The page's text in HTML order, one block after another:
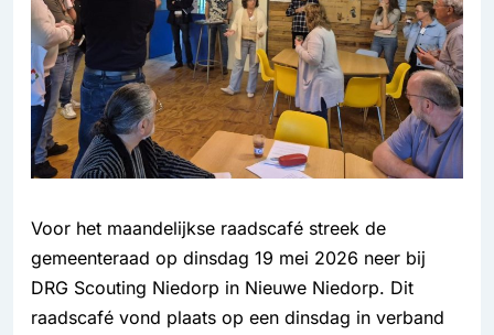
Voor het maandelijkse raadscafé streek de
gemeenteraad op dinsdag 19 mei 2026 neer bij
DRG Scouting Niedorp in Nieuwe Niedorp. Dit
raadscafé vond plaats op een dinsdag in verband